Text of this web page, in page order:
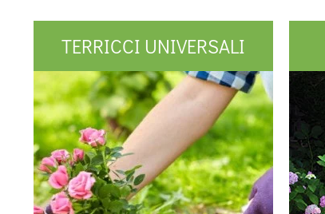
TERRICCI UNIVERSALI